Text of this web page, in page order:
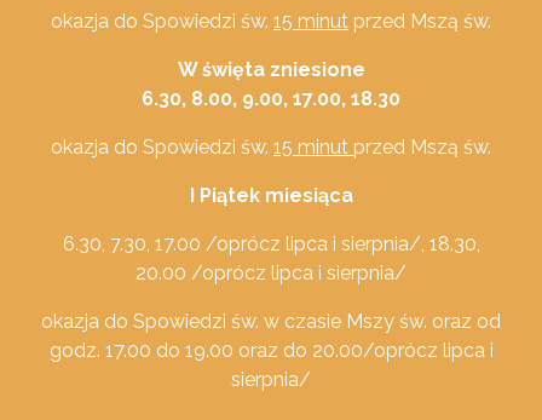
okazja do Spowiedzi św. 15 minut przed Mszą św.
W święta zniesione
6.30, 8.00, 9.00, 17.00, 18.30
okazja do Spowiedzi św. 15 minut przed Mszą św.
I Piątek miesiąca
6.30, 7.30, 17.00 /oprócz lipca i sierpnia/, 18.30,
20.00 /oprócz lipca i sierpnia/
okazja do Spowiedzi św. w czasie Mszy św. oraz od
godz. 17.00 do 19.00 oraz do 20.00/oprócz lipca i
sierpnia/